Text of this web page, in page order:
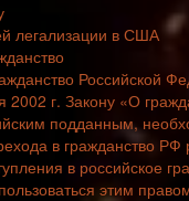
легализации в США
Российской
г. Закону «О
подданным,
в гражданство РФ
в российское
этим